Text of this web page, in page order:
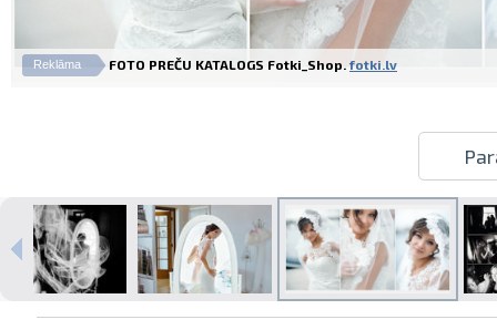
Reklāma FOTO PREČU KATALOGS Fotki_Shop. fotki.lv